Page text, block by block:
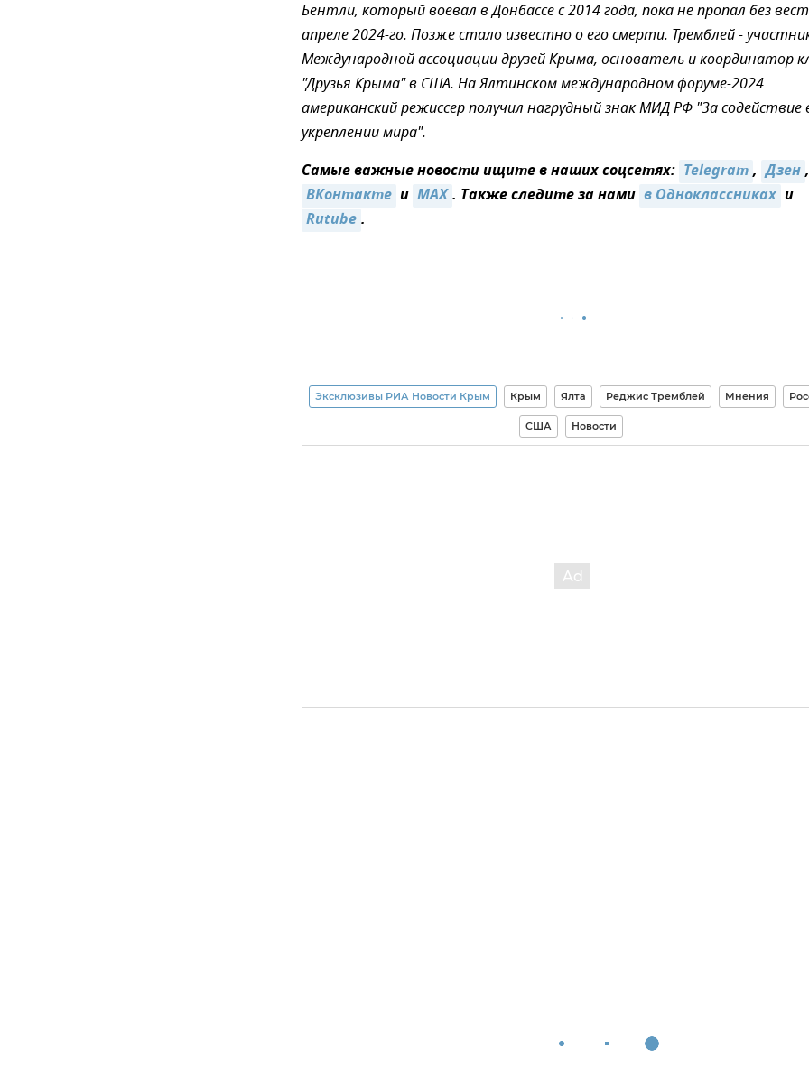
Бентли, который воевал в Донбассе с 2014 года, пока не пропал без
апреле 2024-го. Позже стало известно о его смерти. Тремблей -
Международной ассоциации друзей Крыма, основатель и координатор
"Друзья Крыма" в США. На Ялтинском международном форуме-2024
американский режиссер получил нагрудный знак МИД РФ "За содействие
укреплении мира".
Самые важные новости ищите в наших соцсетях: Telegram, Дзен,
ВКонтакте и MAX. Также следите за нами в Одноклассниках и
Rutube.
Эксклюзивы РИА Новости Крым Крым Ялта Реджис Тремблей Мнения
США Новости